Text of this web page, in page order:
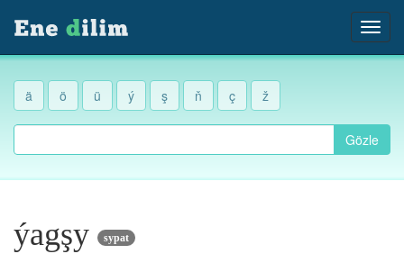
ä ö ü ý ş ň ç ž
Gözle
ýagşy sypat